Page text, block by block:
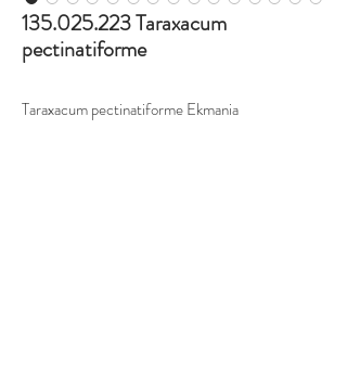
135.025.223 Taraxacum
pectinatiforme
Taraxacum pectinatiforme Ekmania